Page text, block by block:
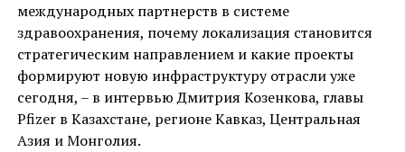
международных партнерств в системе
здравоохранения, почему локализация становится
стратегическим направлением и какие проекты
формируют новую инфраструктуру отрасли уже
сегодня, – в интервью Дмитрия Козенкова, главы
Pfizer в Казахстане, регионе Кавказ, Центральная
Азия и Монголия.